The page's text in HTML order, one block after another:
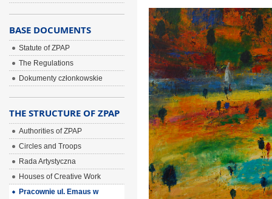
BASE DOCUMENTS
Statute of ZPAP
The Regulations
Dokumenty członkowskie
THE STRUCTURE OF ZPAP
Authorities of ZPAP
Circles and Troops
Rada Artystyczna
Houses of Creative Work
Pracownie ul. Emaus w